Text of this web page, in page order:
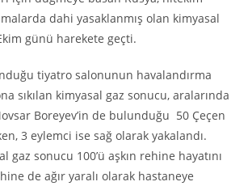
dahi yasaklanmış olan kimyasal
günü harekete geçti.
tiyatro salonunun havalandırma
sıkılan kimyasal gaz sonucu, aralarında
Boreyev’in de bulunduğu 50 Çeçen
3 eylemci ise sağ olarak yakalandı.
gaz sonucu 100’ü aşkın rehine hayatını
de ağır yaralı olarak hastaneye